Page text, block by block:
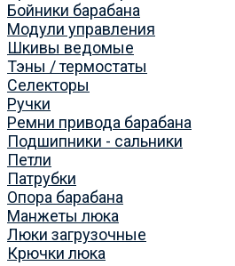
Бойники барабана
Модули управления
Шкивы ведомые
Тэны / термостаты
Селекторы
Ручки
Ремни привода барабана
Подшипники - сальники
Петли
Патрубки
Опора барабана
Манжеты люка
Люки загрузочные
Крючки люка